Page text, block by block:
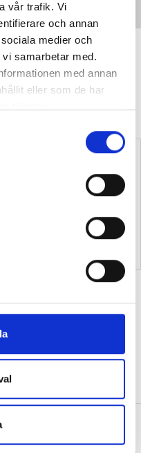
vår trafik. Vi
och annan
medier och
samarbetar med.
med annan
eller som de har
i varje
”Hur skolan fungerar blir
när allt fler